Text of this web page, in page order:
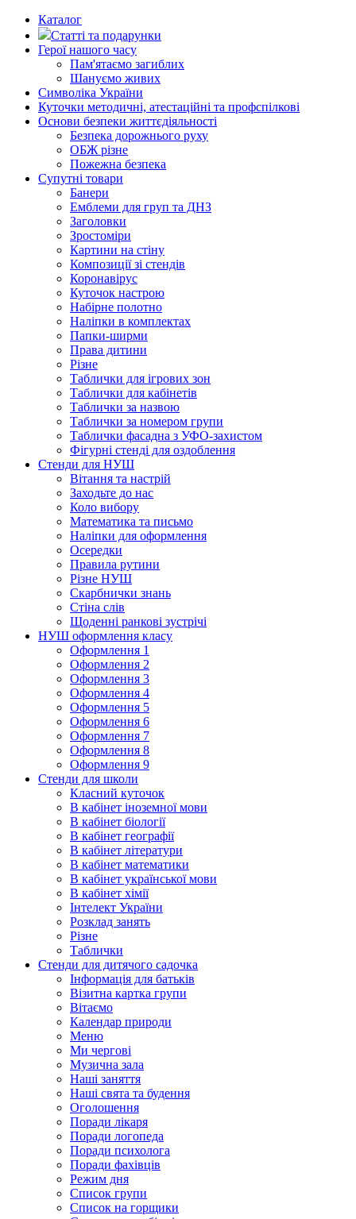
Каталог
Статті та подарунки
Герої нашого часу
Пам'ятаємо загиблих
Шануємо живих
Символіка України
Куточки методичні, атестаційні та профспілкові
Основи безпеки життєдіяльності
Безпека дорожнього руху
ОБЖ різне
Пожежна безпека
Супутні товари
Банери
Емблеми для груп та ДНЗ
Заголовки
Зростоміри
Картини на стіну
Композиції зі стендів
Коронавірус
Куточок настрою
Набірне полотно
Наліпки в комплектах
Папки-ширми
Права дитини
Різне
Таблички для ігрових зон
Таблички для кабінетів
Таблички за назвою
Таблички за номером групи
Таблички фасадна з УФО-захистом
Фігурні стенді для оздоблення
Стенди для НУШ
Вітання та настрій
Заходьте до нас
Коло вибору
Математика та письмо
Наліпки для оформлення
Осередки
Правила рутини
Різне НУШ
Скарбнички знань
Стіна слів
Щоденні ранкові зустрічі
НУШ оформлення класу
Оформлення 1
Оформлення 2
Оформлення 3
Оформлення 4
Оформлення 5
Оформлення 6
Оформлення 7
Оформлення 8
Оформлення 9
Стенди для школи
Класний куточок
В кабінет іноземної мови
В кабінет біології
В кабінет географії
В кабінет літератури
В кабінет математики
В кабінет української мови
В кабінет хімії
Інтелект України
Розклад занять
Різне
Таблички
Стенди для дитячого садочка
Інформація для батьків
Візитна картка групи
Вітаємо
Календар природи
Меню
Ми чергові
Музична зала
Наші заняття
Наші свята та будення
Оголошення
Поради лікаря
Поради логопеда
Поради психолога
Поради фахівців
Режим дня
Список групи
Список на горщики